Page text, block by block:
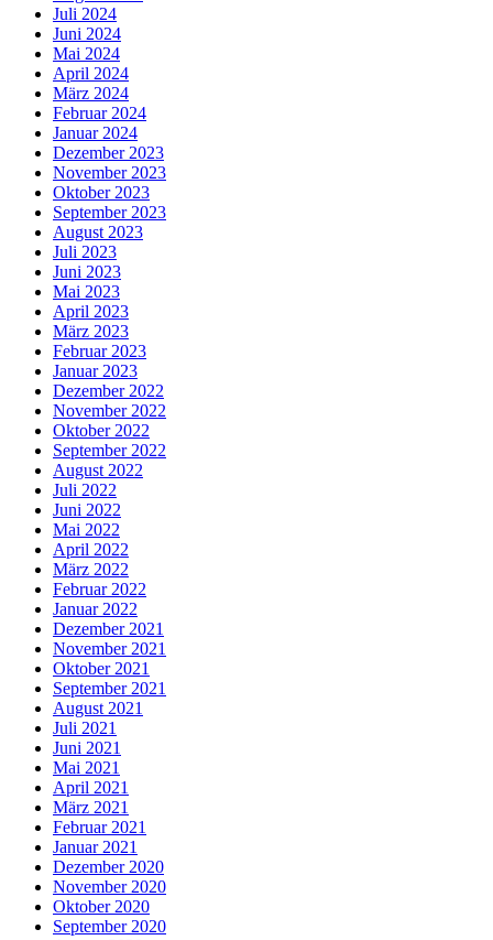
Juli 2024
Juni 2024
Mai 2024
April 2024
März 2024
Februar 2024
Januar 2024
Dezember 2023
November 2023
Oktober 2023
September 2023
August 2023
Juli 2023
Juni 2023
Mai 2023
April 2023
März 2023
Februar 2023
Januar 2023
Dezember 2022
November 2022
Oktober 2022
September 2022
August 2022
Juli 2022
Juni 2022
Mai 2022
April 2022
März 2022
Februar 2022
Januar 2022
Dezember 2021
November 2021
Oktober 2021
September 2021
August 2021
Juli 2021
Juni 2021
Mai 2021
April 2021
März 2021
Februar 2021
Januar 2021
Dezember 2020
November 2020
Oktober 2020
September 2020